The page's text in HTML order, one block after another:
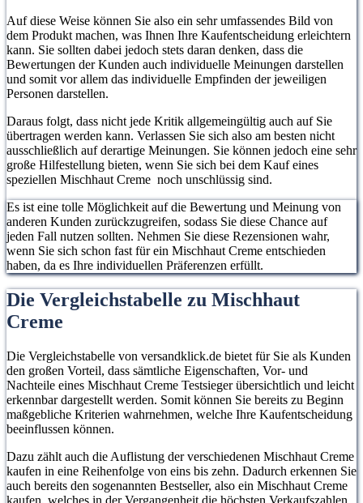
Auf diese Weise können Sie also ein sehr umfassendes Bild von
dem Produkt machen, was Ihnen Ihre Kaufentscheidung erleichtern
kann. Sie sollten dabei jedoch stets daran denken, dass die
Bewertungen der Kunden auch individuelle Meinungen darstellen
und somit vor allem das individuelle Empfinden der jeweiligen
Personen darstellen.
Daraus folgt, dass nicht jede Kritik allgemeingültig auch auf Sie
übertragen werden kann. Verlassen Sie sich also am besten nicht
ausschließlich auf derartige Meinungen. Sie können jedoch eine sehr
große Hilfestellung bieten, wenn Sie sich bei dem Kauf eines
speziellen Mischhaut Creme noch unschlüssig sind.
Es ist eine tolle Möglichkeit auf die Bewertung und Meinung von
anderen Kunden zurückzugreifen, sodass Sie diese Chance auf
jeden Fall nutzen sollten. Nehmen Sie diese Rezensionen wahr,
wenn Sie sich schon fast für ein Mischhaut Creme entschieden
haben, da es Ihre individuellen Präferenzen erfüllt.
Die Vergleichstabelle zu Mischhaut
Creme
Die Vergleichstabelle von versandklick.de bietet für Sie als Kunden
den großen Vorteil, dass sämtliche Eigenschaften, Vor- und
Nachteile eines Mischhaut Creme Testsieger übersichtlich und leicht
erkennbar dargestellt werden. Somit können Sie bereits zu Beginn
maßgebliche Kriterien wahrnehmen, welche Ihre Kaufentscheidung
beeinflussen können.
Dazu zählt auch die Auflistung der verschiedenen Mischhaut Creme
kaufen in eine Reihenfolge von eins bis zehn. Dadurch erkennen Sie
auch bereits den sogenannten Bestseller, also ein Mischhaut Creme